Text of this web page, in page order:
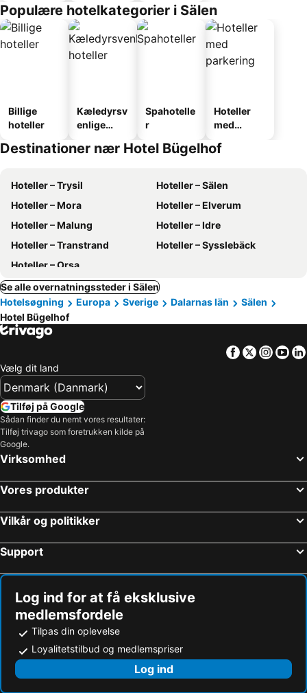
Populære hotelkategorier i Sälen
Billige
hoteller
Kæledyrsv
enlige
Spahotelle
r
Hoteller
med
Destinationer nær Hotel Bügelhof
Hoteller – Trysil
Hoteller – Sälen
Hoteller – Mora
Hoteller – Elverum
Hoteller – Malung
Hoteller – Idre
Hoteller – Transtrand
Hoteller – Sysslebäck
Hoteller – Orsa
Se alle overnatningssteder i Sälen
Hotelsøgning
Europa Sverige Dalarnas län
Sälen
Hotel Bügelhof
Facebook
Twitter
Vælg dit land
Tilføj på Google
Sådan finder du nemt vores resultater:
Tilføj trivago som foretrukken kilde på
Google.
Virksomhed
Vores produkter
Vilkår og politikker
Support
Log ind for at få eksklusive
medlemsfordele
Tilpas din oplevelse
Loyalitetstilbud og medlemspriser
Log ind